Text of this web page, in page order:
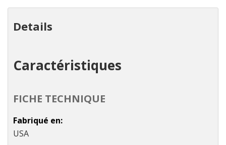
que
Details
Caractéristiques
FICHE TECHNIQUE
Fabriqué en
USA